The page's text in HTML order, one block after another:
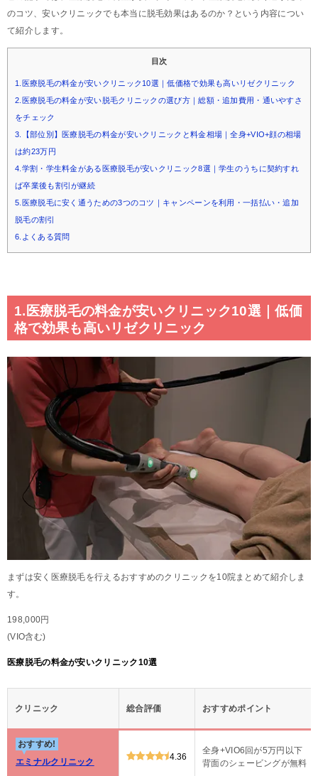
のコツ、安いクリニックでも本当に脱毛効果はあるのか？という内容につい
て紹介します。
目次
1.医療脱毛の料金が安いクリニック10選｜低価格で効果も高いリゼクリニック
2.医療脱毛の料金が安い脱毛クリニックの選び方｜総額・追加費用・通いやすさ
をチェック
3.【部位別】医療脱毛の料金が安いクリニックと料金相場｜全身+VIO+顔の相場
は約23万円
4.学割・学生料金がある医療脱毛が安いクリニック8選｜学生のうちに契約すれ
ば卒業後も割引が継続
5.医療脱毛に安く通うための3つのコツ｜キャンペーンを利用・一括払い・追加
脱毛の割引
6.よくある質問
1.医療脱毛の料金が安いクリニック10選｜低価
格で効果も高いリゼクリニック
まずは安く医療脱毛を行えるおすすめのクリニックを10院まとめて紹介しま
す。
198,000円
(VIO含む)
医療脱毛の料金が安いクリニック10選
クリニック 総合評価 おすすめポイント
おすすめ!
エミナルクリニック
4.36
全身+VIO6回が5万円以下
背面のシェービングが無料